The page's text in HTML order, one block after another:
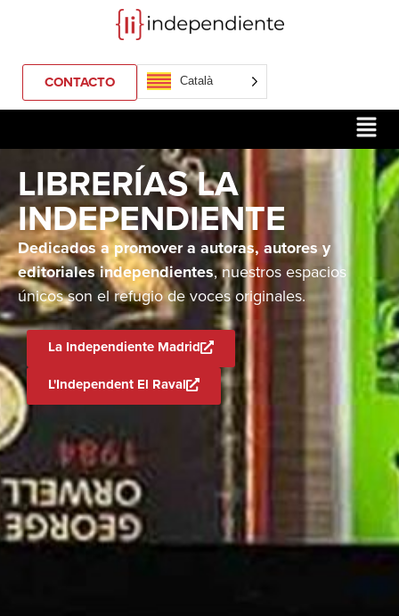
CONTACTO Català
LIBRERÍAS LA
INDEPENDIENTE
Dedicados a promover a autoras, autores y
editoriales independientes, nuestros espacios
únicos son el refugio de voces originales.
La Independiente Madrid
L'Independent El Raval